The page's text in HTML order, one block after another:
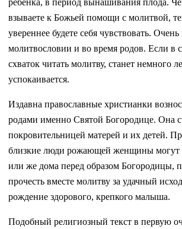
ребенка, в период вынашивания плода.
взываете к Божьей помощи с молитвой,
увереннее будете себя чувствовать.
молитвословии и во время родов. Если в
схваток читать молитву, станет немного
успокаивается.
Издавна православные христианки
родами именно Святой Богородице. Она
покровительницей матерей и их детей.
близкие люди рожающей женщины могут
или же дома перед образом Богородицы,
прочесть вместе молитву за удачный
рождение здорового, крепкого малыша.
Подобный религиозный текст в первую